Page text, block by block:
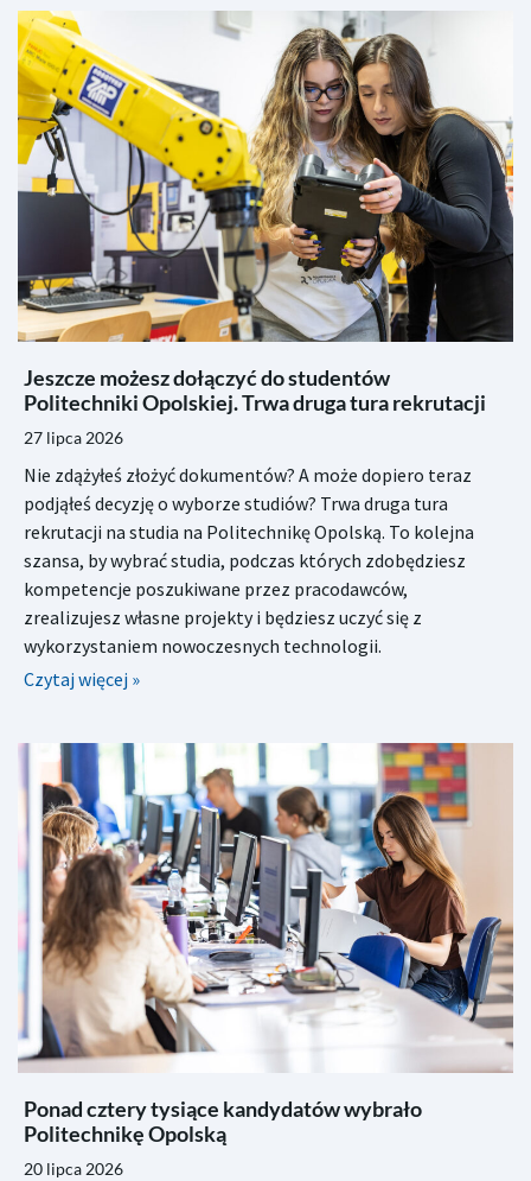
Jeszcze możesz dołączyć do studentów
Politechniki Opolskiej. Trwa druga tura rekrutacji
27 lipca 2026
Nie zdążyłeś złożyć dokumentów? A może dopiero teraz
podjąłeś decyzję o wyborze studiów? Trwa druga tura
rekrutacji na studia na Politechnikę Opolską. To kolejna
szansa, by wybrać studia, podczas których zdobędziesz
kompetencje poszukiwane przez pracodawców,
zrealizujesz własne projekty i będziesz uczyć się z
wykorzystaniem nowoczesnych technologii.
Czytaj więcej »
Ponad cztery tysiące kandydatów wybrało
Politechnikę Opolską
20 lipca 2026